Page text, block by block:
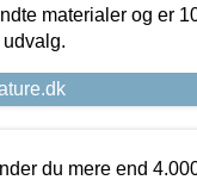
materialer og er
du mere end